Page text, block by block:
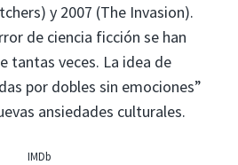
y 2007 (The Invasion).
de ciencia ficción se han
tantas veces. La idea de
por dobles sin emociones”
ansiedades culturales.
IMDb